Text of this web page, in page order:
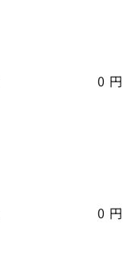
0 円
0 円